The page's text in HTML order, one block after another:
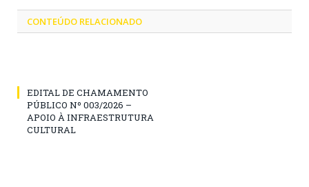
CONTEÚDO RELACIONADO
EDITAL DE CHAMAMENTO
PÚBLICO Nº 003/2026 –
APOIO À INFRAESTRUTURA
CULTURAL